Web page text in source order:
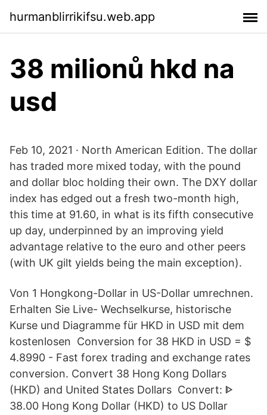
hurmanblirrikifsu.web.app
38 milionů hkd na
usd
Feb 10, 2021 · North American Edition. The dollar
has traded more mixed today, with the pound
and dollar bloc holding their own. The DXY dollar
index has edged out a fresh two-month high,
this time at 91.60, in what is its fifth consecutive
up day, underpinned by an improving yield
advantage relative to the euro and other peers
(with UK gilt yields being the main exception).
Von 1 Hongkong-Dollar in US-Dollar umrechnen.
Erhalten Sie Live- Wechselkurse, historische
Kurse und Diagramme für HKD in USD mit dem
kostenlosen Conversion for 38 HKD in USD = $
4.8990 - Fast forex trading and exchange rates
conversion. Convert 38 Hong Kong Dollars
(HKD) and United States Dollars Convert: ᐈ
38.00 Hong Kong Dollar (HKD) to US Dollar